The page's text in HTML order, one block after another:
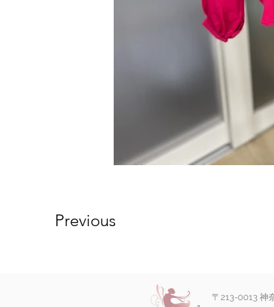
Previous
〒213-0013 神